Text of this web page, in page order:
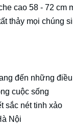
cao 58 - 72 cm
thảy mọi chúng
đến những
cuộc sống
sắc nét tinh xảo
Nội